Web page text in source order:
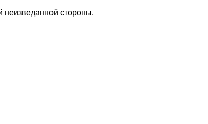
неизведанной стороны.